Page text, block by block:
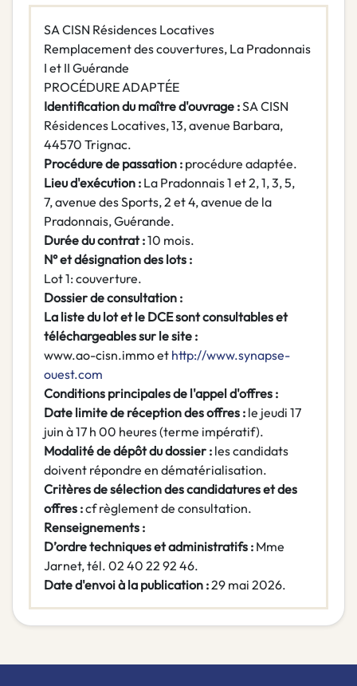
SA CISN Résidences Locatives
Remplacement des couvertures, La Pradonnais
I et II Guérande
PROCÉDURE ADAPTÉE
Identification du maître d'ouvrage :SA CISN
Résidences Locatives, 13, avenue Barbara,
44570 Trignac.
Procédure de passation : procédure adaptée.
Lieu d'exécution : La Pradonnais 1 et 2, 1, 3, 5,
7, avenue des Sports, 2 et 4, avenue de la
Pradonnais, Guérande.
Durée du contrat :10 mois.
N° et désignation des lots :
Lot 1: couverture.
Dossier de consultation :
La liste du lot et le DCE sont consultables et
téléchargeables sur le site :
www.ao-cisn.immo et http://www.synapse-
ouest.com
Conditions principales de l'appel d'offres :
Date limite de réception des offres : le jeudi 17
juin à 17 h 00 heures (terme impératif).
Modalité de dépôt du dossier : les candidats
doivent répondre en dématérialisation.
Critères de sélection des candidatures et des
offres :cf règlement de consultation.
Renseignements :
D’ordre techniques et administratifs : Mme
Jarnet, tél. 02 40 22 92 46.
Date d'envoi à la publication :29 mai 2026.